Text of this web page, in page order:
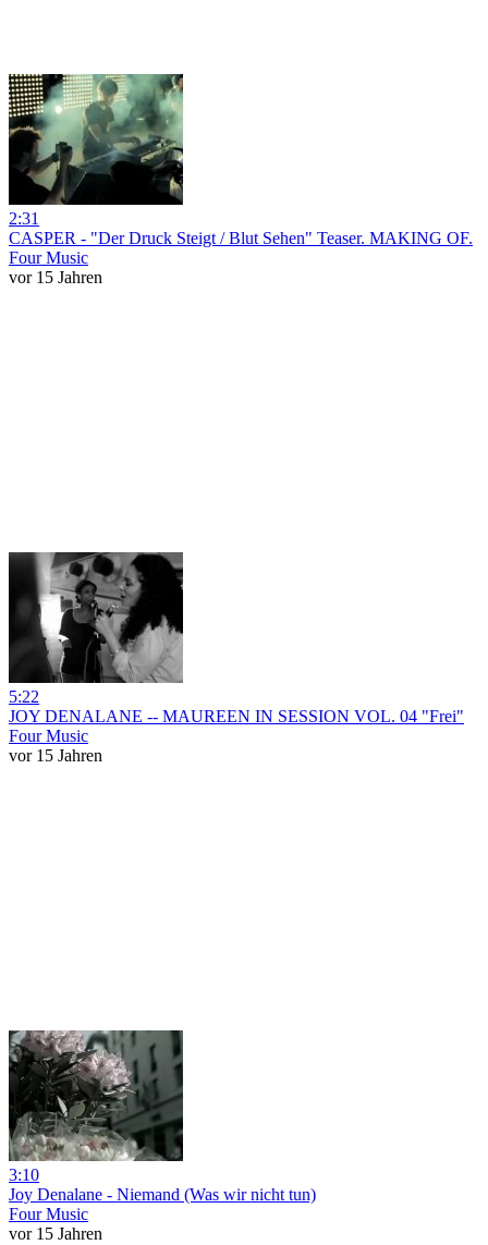
2:31
CASPER - "Der Druck Steigt / Blut Sehen" Teaser. MAKING OF.
Four Music
vor 15 Jahren
5:22
JOY DENALANE -- MAUREEN IN SESSION VOL. 04 "Frei"
Four Music
vor 15 Jahren
3:10
Joy Denalane - Niemand (Was wir nicht tun)
Four Music
vor 15 Jahren